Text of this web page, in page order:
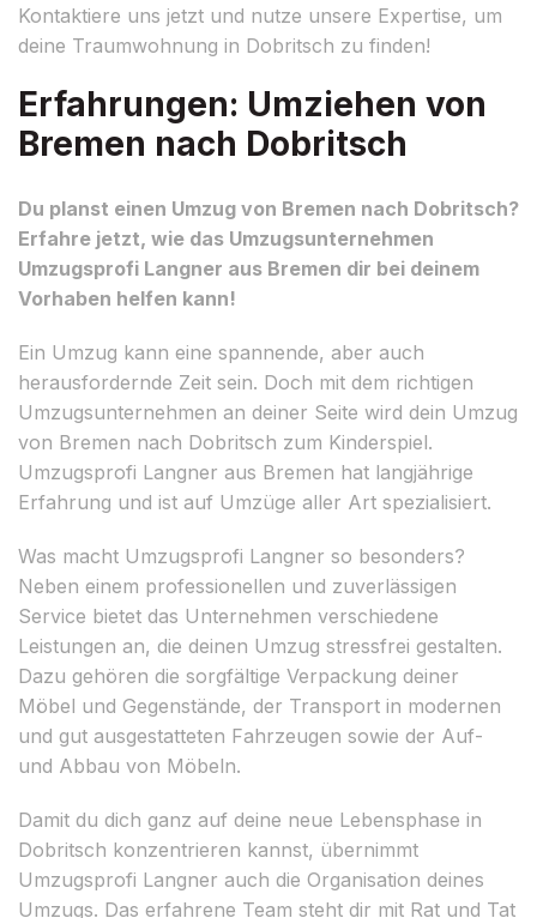
Kontaktiere uns jetzt und nutze unsere Expertise, um
deine Traumwohnung in Dobritsch zu finden!
Erfahrungen: Umziehen von
Bremen nach Dobritsch
Du planst einen Umzug von Bremen nach Dobritsch?
Erfahre jetzt, wie das Umzugsunternehmen
Umzugsprofi Langner aus Bremen dir bei deinem
Vorhaben helfen kann!
Ein Umzug kann eine spannende, aber auch
herausfordernde Zeit sein. Doch mit dem richtigen
Umzugsunternehmen an deiner Seite wird dein Umzug
von Bremen nach Dobritsch zum Kinderspiel.
Umzugsprofi Langner aus Bremen hat langjährige
Erfahrung und ist auf Umzüge aller Art spezialisiert.
Was macht Umzugsprofi Langner so besonders?
Neben einem professionellen und zuverlässigen
Service bietet das Unternehmen verschiedene
Leistungen an, die deinen Umzug stressfrei gestalten.
Dazu gehören die sorgfältige Verpackung deiner
Möbel und Gegenstände, der Transport in modernen
und gut ausgestatteten Fahrzeugen sowie der Auf-
und Abbau von Möbeln.
Damit du dich ganz auf deine neue Lebensphase in
Dobritsch konzentrieren kannst, übernimmt
Umzugsprofi Langner auch die Organisation deines
Umzugs. Das erfahrene Team steht dir mit Rat und Tat